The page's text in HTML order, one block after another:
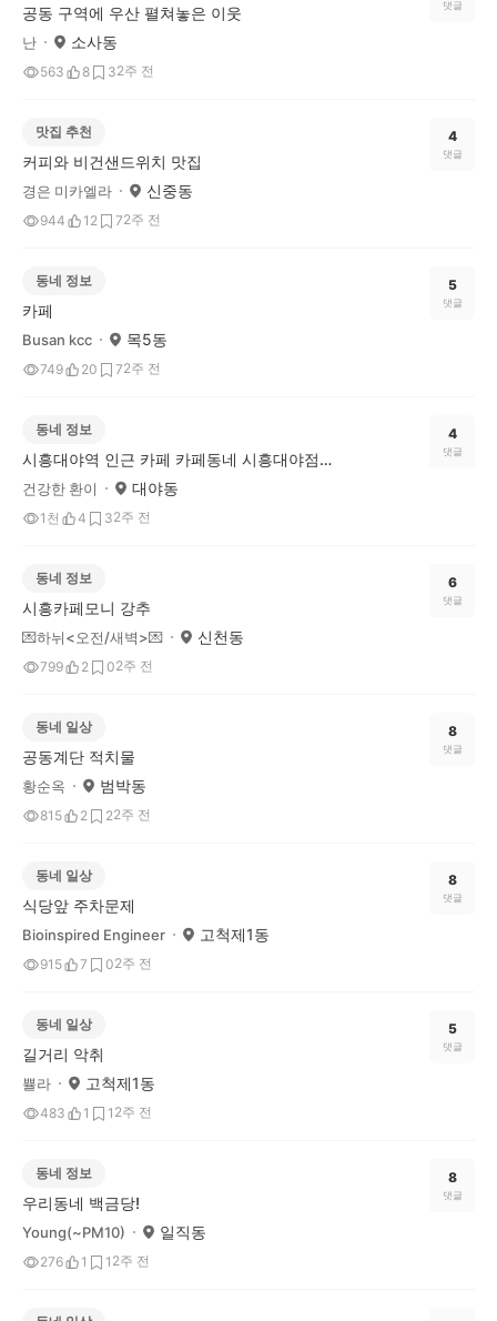
공동 구역에 우산 펼쳐놓은 이웃
난 소사동
563 8 32주 전
댓글
맛집 추천
커피와 비건샌드위치 맛집
경은 미카엘라 신중동
944 12 72주 전
4
댓글
동네 정보
카페
Busan kcc 목5동
749 20 72주 전
5
댓글
동네 정보
시흥대야역 인근 카페 카페동네 시흥대야점을 소개합니다
건강한 환이 대야동
1천 4 32주 전
4
댓글
동네 정보
시흥카페모니 강추
💌하뉘<오전/새벽>💌 신천동
799 2 02주 전
6
댓글
동네 일상
공동계단 적치물
황순옥 범박동
815 2 22주 전
8
댓글
동네 일상
식당앞 주차문제
Bioinspired Engineer 고척제1동
915 7 02주 전
8
댓글
동네 일상
길거리 악취
쁄라 고척제1동
483 1 1 2주 전
5
댓글
동네 정보
우리동네 백금당!
Young(~PM10) 일직동
276 1 1 2주 전
8
댓글